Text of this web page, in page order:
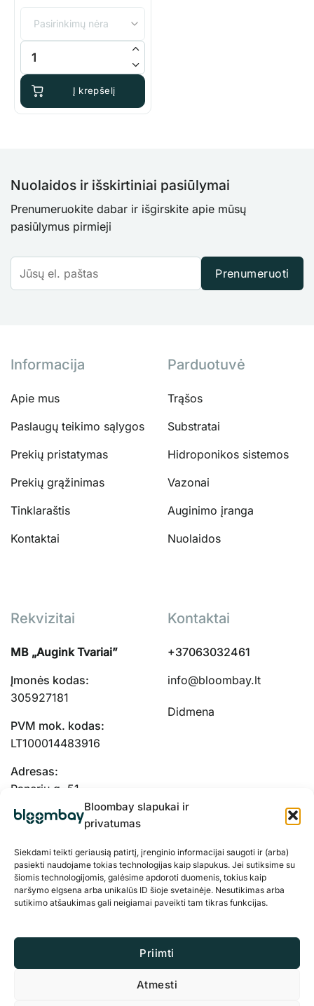
Bloombay slapukai ir
privatumas
Siekdami teikti geriausią patirtį, įrenginio informacijai saugoti ir (arba)
pasiekti naudojame tokias technologijas kaip slapukus. Jei sutiksime su
šiomis technologijomis, galėsime apdoroti duomenis, tokius kaip
naršymo elgsena arba unikalūs ID šioje svetainėje. Nesutikimas arba
sutikimo atšaukimas gali neigiamai paveikti tam tikras funkcijas.
Priimti
Atmesti
produkto kiekis: Oro pompa Aquael Miniboost 100
Į krepšelį
Nuolaidos ir išskirtiniai pasiūlymai
Prenumeruokite dabar ir išgirskite apie mūsų
pasiūlymus pirmieji
Prenumeruoti
Informacija
Apie mus
Paslaugų teikimo sąlygos
Prekių pristatymas
Prekių grąžinimas
Tinklaraštis
Kontaktai
Parduotuvė
Trąšos
Substratai
Hidroponikos sistemos
Vazonai
Auginimo įranga
Nuolaidos
Rekvizitai
MB „Augink Tvariai”
Įmonės kodas:
305927181
PVM mok. kodas:
LT100014483916
Adresas:
Panerių g. 51-
103, Kaunas, 48334
Kontaktai
+37063032461
info@bloombay.lt
Didmena